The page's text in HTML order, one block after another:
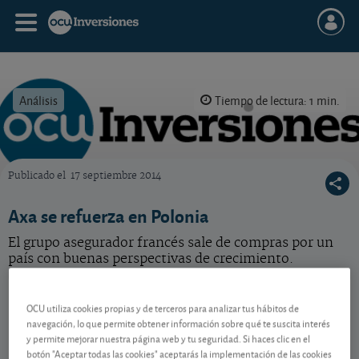
Análisis Tiempo de lectura: 1 min.
Publicado el 17 septiembre 2014
Axa se refuerza en Polonia
El grupo asegurador francés sale de compras por un
país con buenas perspectivas de crecimiento.
FR0000120628
07/08/2026 París
0,14 EUR (0,31 %)
OCU utiliza cookies propias y de terceros para analizar tus hábitos de
navegación, lo que permite obtener información sobre qué te suscita interés
y permite mejorar nuestra página web y tu seguridad. Si haces clic en el
botón "Aceptar todas las cookies" aceptarás la implementación de las cookies